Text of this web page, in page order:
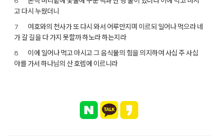
고 다시 누웠더니
7 여호와의 천사가 또 다시 와서 어루만지며 이르되 일어나 먹으라 네
가 갈 길을 다 가지 못할까 하노라 하는지라
8 이에 일어나 먹고 마시고 그 음식물의 힘을 의지하여 사십 주 사십
야를 가서 하나님의 산 호렙에 이르니라